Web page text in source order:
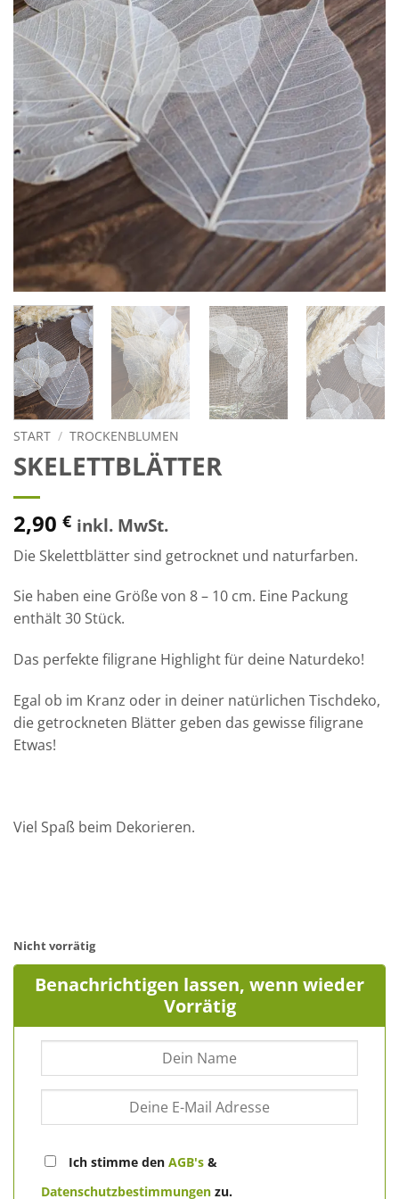
START / TROCKENBLUMEN
SKELETTBLÄTTER
2,90 € inkl. MwSt.
Die Skelettblätter sind getrocknet und naturfarben.
Sie haben eine Größe von 8 – 10 cm. Eine Packung
enthält 30 Stück.
Das perfekte filigrane Highlight für deine Naturdeko!
Egal ob im Kranz oder in deiner natürlichen Tischdeko,
die getrockneten Blätter geben das gewisse filigrane
Etwas!
Viel Spaß beim Dekorieren.
Nicht vorrätig
Benachrichtigen lassen, wenn wieder
Vorrätig
Ich stimme den AGB's &
Datenschutzbestimmungen zu.